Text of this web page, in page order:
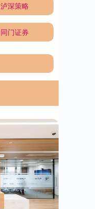
泸深策略
同门证券